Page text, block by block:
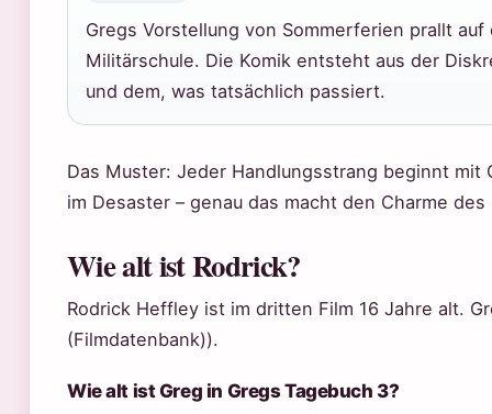
Gregs Vorstellung von Sommerferien prallt
Militärschule. Die Komik entsteht aus der
und dem, was tatsächlich passiert.
Das Muster: Jeder Handlungsstrang beginnt mit
im Desaster – genau das macht den Charme des
Wie alt ist Rodrick?
Rodrick Heffley ist im dritten Film 16 Jahre alt.
(Filmdatenbank)).
Wie alt ist Greg in Gregs Tagebuch 3?